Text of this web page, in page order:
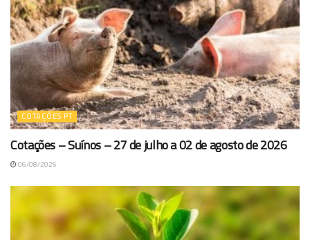
COTAÇÕES PT
Cotações – Suínos – 27 de julho a 02 de agosto de 2026
06/08/2026